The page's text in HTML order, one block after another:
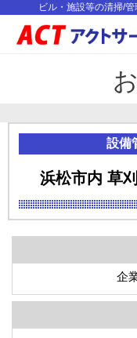
ビル・施設等の清掃/
設備
浜松市内 草
企